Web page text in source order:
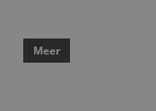
Meer